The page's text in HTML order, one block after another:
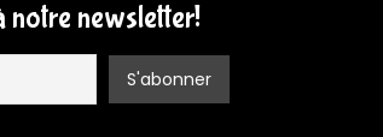
newsletter!